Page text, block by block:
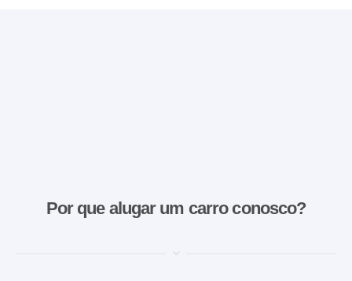
Por que alugar um carro conosco?